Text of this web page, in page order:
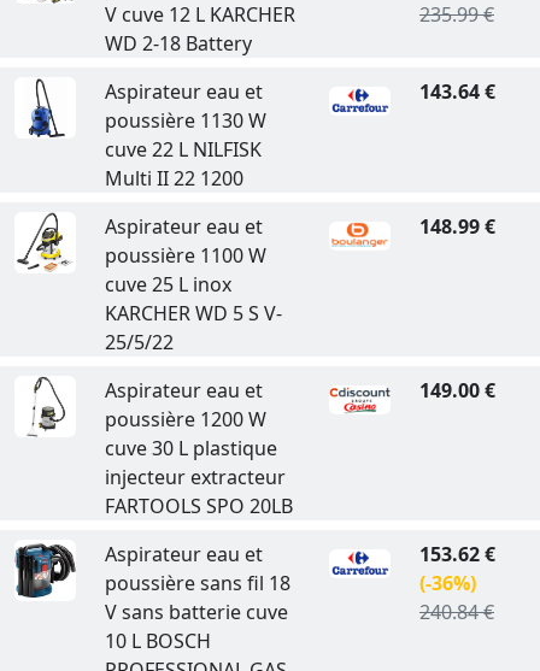
V cuve 12 L KARCHER
WD 2-18 Battery
235.99 €
Aspirateur eau et
poussière 1130 W
cuve 22 L NILFISK
Multi II 22 1200
143.64 €
Aspirateur eau et
poussière 1100 W
cuve 25 L inox
KARCHER WD 5 S V-
25/5/22
148.99 €
Aspirateur eau et
poussière 1200 W
cuve 30 L plastique
injecteur extracteur
FARTOOLS SPO 20LB
149.00 €
Aspirateur eau et
poussière sans fil 18
V sans batterie cuve
10 L BOSCH
153.62 €
(-36%)
240.84 €